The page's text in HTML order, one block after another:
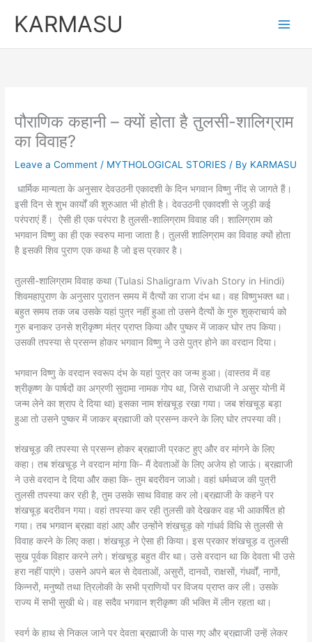
KARMASU
पौराणिक कहानी – क्यों होता है तुलसी-शालिग्राम
का विवाह?
Leave a Comment / MYTHOLOGICAL STORIES / By KARMASU
धार्मिक मान्यता के अनुसार देवउठनी एकादशी के दिन भगवान विष्णु नींद से जागते हैं।
इसी दिन से शुभ कार्यों की शुरुआत भी होती है। देवउठनी एकादशी से जुड़ी कई
परंपराएं हैं। ऐसी ही एक परंपरा है तुलसी-शालिग्राम विवाह की। शालिग्राम को
भगवान विष्णु का ही एक स्वरुप माना जाता है। तुलसी शालिग्राम का विवाह क्यों होता
है इसकी शिव पुराण एक कथा है जो इस प्रकार है।
तुलसी-शालिग्राम विवाह कथा (Tulasi Shaligram Vivah Story in Hindi)
शिवमहापुराण के अनुसार पुरातन समय में दैत्यों का राजा दंभ था। वह विष्णुभक्त था।
बहुत समय तक जब उसके यहां पुत्र नहीं हुआ तो उसने दैत्यों के गुरु शुक्राचार्य को
गुरु बनाकर उनसे श्रीकृष्ण मंत्र प्राप्त किया और पुष्कर में जाकर घोर तप किया।
उसकी तपस्या से प्रसन्न होकर भगवान विष्णु ने उसे पुत्र होने का वरदान दिया।
भगवान विष्णु के वरदान स्वरूप दंभ के यहां पुत्र का जन्म हुआ। (वास्तव में वह
श्रीकृष्ण के पार्षदों का अग्रणी सुदामा नामक गोप था, जिसे राधाजी ने असुर योनी में
जन्म लेने का श्राप दे दिया था) इसका नाम शंखचूड़ रखा गया। जब शंखचूड़ बड़ा
हुआ तो उसने पुष्कर में जाकर ब्रह्माजी को प्रसन्न करने के लिए घोर तपस्या की।
शंखचूड़ की तपस्या से प्रसन्न होकर ब्रह्माजी प्रकट हुए और वर मांगने के लिए
कहा। तब शंखचूड़ ने वरदान मांगा कि- मैं देवताओं के लिए अजेय हो जाऊं। ब्रह्माजी
ने उसे वरदान दे दिया और कहा कि- तुम बदरीवन जाओ। वहां धर्मध्वज की पुत्री
तुलसी तपस्या कर रही है, तुम उसके साथ विवाह कर लो।ब्रह्माजी के कहने पर
शंखचूड़ बदरीवन गया। वहां तपस्या कर रही तुलसी को देखकर वह भी आकर्षित हो
गया। तब भगवान ब्रह्मा वहां आए और उन्होंने शंखचूड़ को गांधर्व विधि से तुलसी से
विवाह करने के लिए कहा। शंखचूड़ ने ऐसा ही किया। इस प्रकार शंखचूड़ व तुलसी
सुख पूर्वक विहार करने लगे। शंखचूड़ बहुत वीर था। उसे वरदान था कि देवता भी उसे
हरा नहीं पाएंगे। उसने अपने बल से देवताओं, असुरों, दानवों, राक्षसों, गंधर्वों, नागों,
किन्नरों, मनुष्यों तथा त्रिलोकी के सभी प्राणियों पर विजय प्राप्त कर ली। उसके
राज्य में सभी सुखी थे। वह सदैव भगवान श्रीकृष्ण की भक्ति में लीन रहता था।
स्वर्ग के हाथ से निकल जाने पर देवता ब्रह्माजी के पास गए और ब्रह्माजी उन्हें लेकर